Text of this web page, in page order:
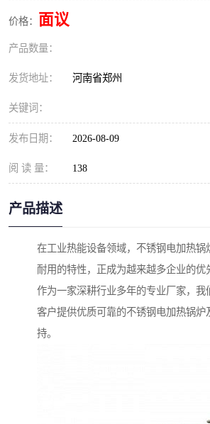
价格： 面议
产品数量：
发货地址： 河南省郑州
关键词：
发布日期： 2026-08-09
阅 读 量： 138
产品描述
在工业热能设备领域，不锈钢电加热锅
耐用的特性，正成为越来越多企业的优
作为一家深耕行业多年的专业厂家，我
客户提供优质可靠的不锈钢电加热锅炉
持。